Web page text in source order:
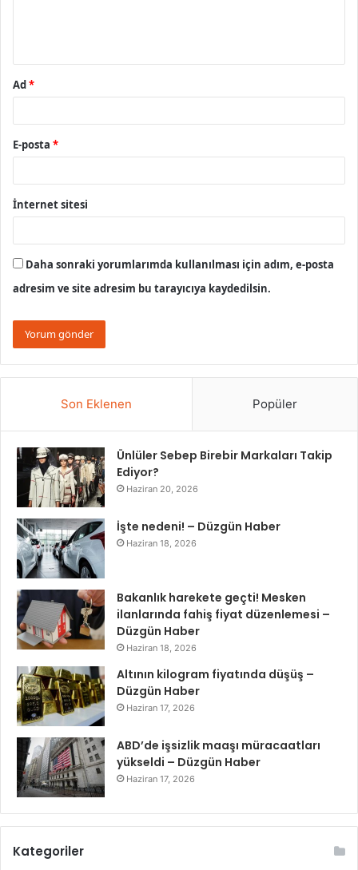
Ad*
E-posta *
İnternet sitesi
Daha sonraki yorumlarımda kullanılması için adım, e-posta
adresim ve site adresim bu tarayıcıya kaydedilsin.
Son Eklenen Popüler
Ünlüler Sebep Birebir Markaları Takip
Ediyor?
Haziran 20, 2026
İşte nedeni! – Düzgün Haber
Haziran 18, 2026
Bakanlık harekete geçti! Mesken
ilanlarında fahiş fiyat düzenlemesi –
Düzgün Haber
Haziran 18, 2026
Altının kilogram fiyatında düşüş –
Düzgün Haber
Haziran 17, 2026
ABD’de işsizlik maaşı müracaatları
yükseldi – Düzgün Haber
Haziran 17, 2026
Kategoriler